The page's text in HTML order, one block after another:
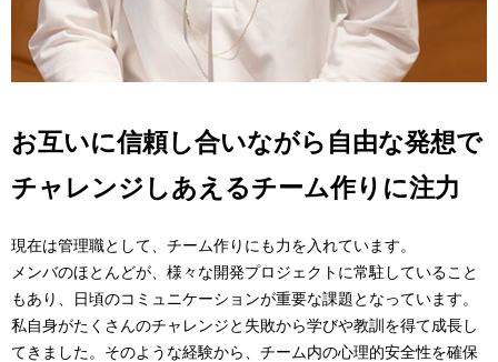
お互いに信頼し合いながら自由な発想で
チャレンジしあえるチーム作りに注力
現在は管理職として、チーム作りにも力を入れています。
メンバのほとんどが、様々な開発プロジェクトに常駐していること
もあり、日頃のコミュニケーションが重要な課題となっています。
私自身がたくさんのチャレンジと失敗から学びや教訓を得て成長し
てきました。そのような経験から、チーム内の心理的安全性を確保